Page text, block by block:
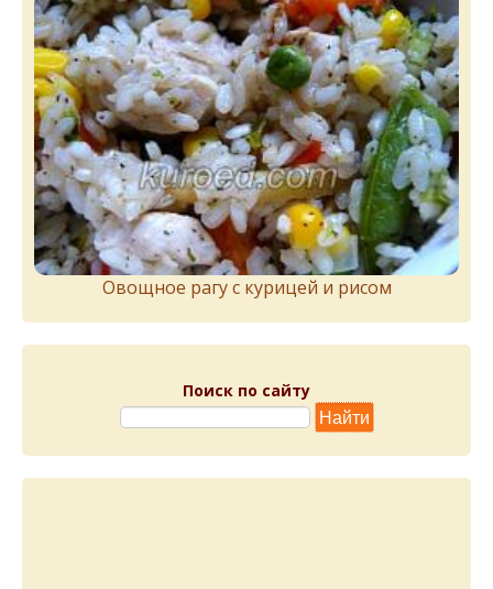
Овощное рагу с курицей и рисом
Поиск по сайту